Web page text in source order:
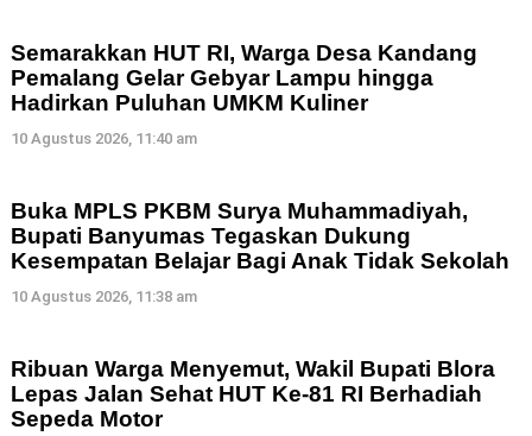
Semarakkan HUT RI, Warga Desa Kandang
Pemalang Gelar Gebyar Lampu hingga
Hadirkan Puluhan UMKM Kuliner
10 Agustus 2026, 11:40 am
Buka MPLS PKBM Surya Muhammadiyah,
Bupati Banyumas Tegaskan Dukung
Kesempatan Belajar Bagi Anak Tidak Sekolah
10 Agustus 2026, 11:38 am
Ribuan Warga Menyemut, Wakil Bupati Blora
Lepas Jalan Sehat HUT Ke-81 RI Berhadiah
Sepeda Motor